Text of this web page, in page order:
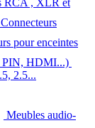
RCA , XLR et
Connecteurs
pour enceintes
PIN, HDMI...)
2.5...
Meubles audio-